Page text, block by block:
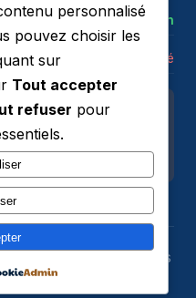
9h – 18h
Fermé
Réparation. Tous droits
personnalisé
pouvez choisir les
sur
Tout accepter
refuser pour